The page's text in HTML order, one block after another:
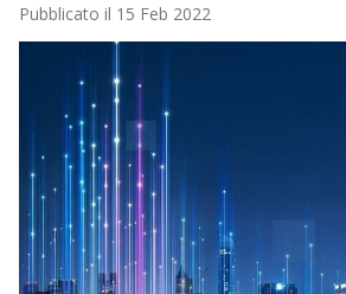
Pubblicato il 15 Feb 2022